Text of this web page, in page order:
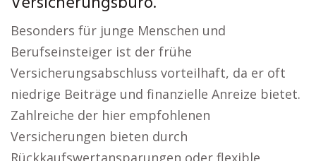
Besonders für junge Menschen und
Berufseinsteiger ist der frühe
Versicherungsabschluss vorteilhaft, da er oft
niedrige Beiträge und finanzielle Anreize bietet.
Zahlreiche der hier empfohlenen
Versicherungen bieten durch
Rückkaufswertansparungen oder flexible